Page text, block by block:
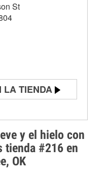
y el hielo con
tienda #216 en
OK
St
LA TIENDA
y
Engine"